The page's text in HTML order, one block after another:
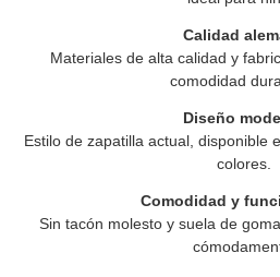
Calidad
Materiales de alta calidad y
comodidad
Diseño
Estilo de zapatilla actual, disponible
colores.
Comodidad y
Sin tacón molesto y suela de